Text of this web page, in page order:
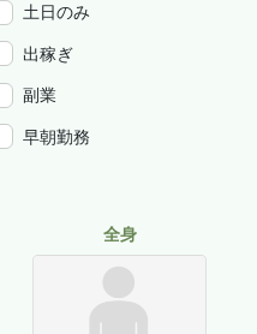
土日のみ
出稼ぎ
副業
早朝勤務
全身